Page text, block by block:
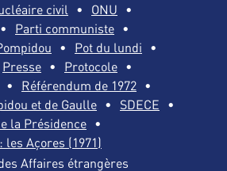
civil
ONU
Parti communiste
Pot du lundi
Presse
Protocole
Référendum de 1972
et de Gaulle
SDECE
la Présidence
Açores (1971)
Affaires étrangères